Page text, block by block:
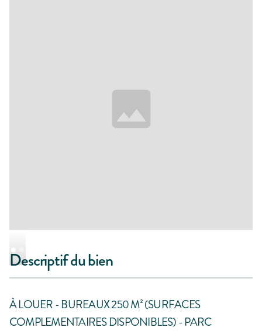
Descriptif du bien
À LOUER - BUREAUX 250 M² (SURFACES
COMPLEMENTAIRES DISPONIBLES) - PARC